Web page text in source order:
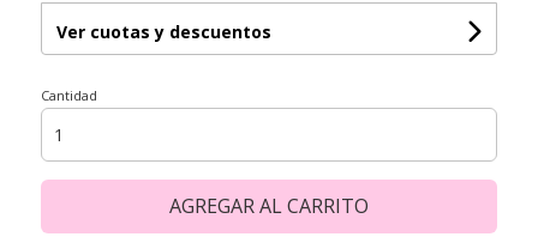
Ver cuotas y descuentos
Cantidad
AGREGAR AL CARRITO